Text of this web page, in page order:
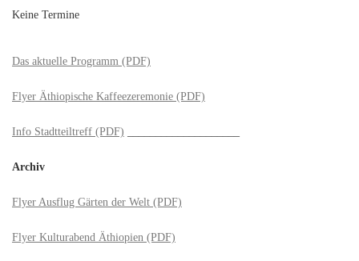
Keine Termine
Das aktuelle Programm (PDF)
Flyer Äthiopische Kaffeezeremonie (PDF)
Info Stadtteiltreff (PDF)
Archiv
Flyer Ausflug Gärten der Welt (PDF)
Flyer Kulturabend Äthiopien (PDF)